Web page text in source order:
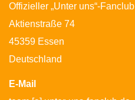
Offizieller „Unter uns“-Fanclub
Aktienstraße 74
45359 Essen
Deutschland
E-Mail